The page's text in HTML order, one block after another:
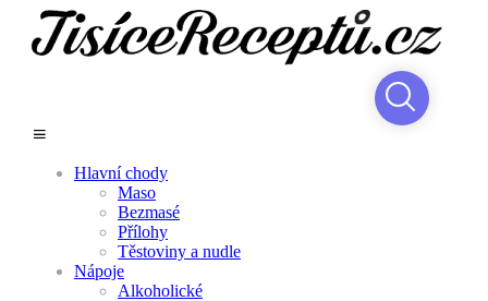
Hlavní chody
Maso
Bezmasé
Přílohy
Těstoviny a nudle
Nápoje
Alkoholické